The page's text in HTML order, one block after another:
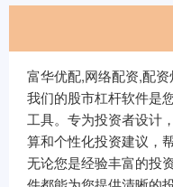
富华优配,网络配资,配
我们的股市杠杆软件是
工具。专为投资者设计
算和个性化投资建议，
无论您是经验丰富的投